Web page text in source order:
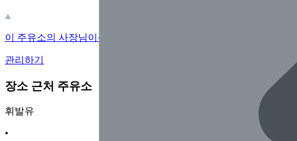
이 주유소의 사장님이신가요?
관리하기
장소 근처 주유소
휘발유
•